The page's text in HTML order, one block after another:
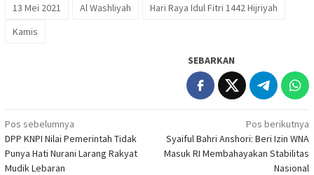
13 Mei 2021 Al Washliyah
Hari Raya Idul Fitri 1442 Hijriyah
Kamis
SEBARKAN
Navigasi
pos
Pos sebelumnya
DPP KNPI Nilai Pemerintah Tidak
Punya Hati Nurani Larang Rakyat
Mudik Lebaran
Pos berikutnya
Syaiful Bahri Anshori: Beri Izin WNA
Masuk RI Membahayakan Stabilitas
Nasional